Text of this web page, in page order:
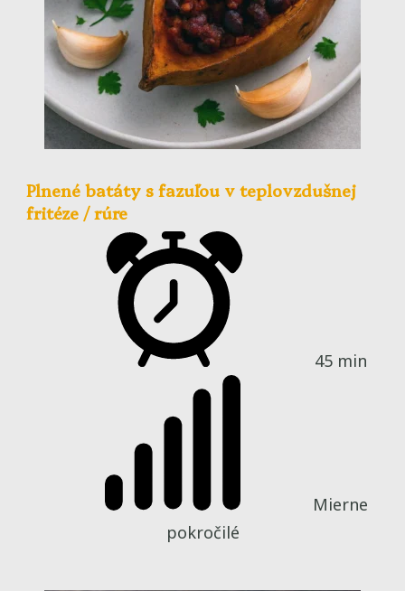
Plnené batáty s fazuľou v teplovzdušnej
fritéze / rúre
45 min
Mierne
pokročilé